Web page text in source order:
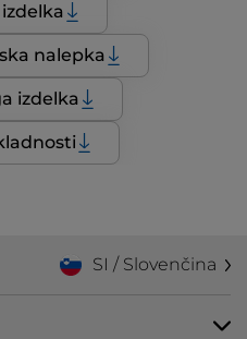
nalepka
izdelka
SI / Slovenčina